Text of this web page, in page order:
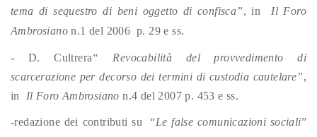
tema di sequestro di beni oggetto di confisca”, in Il Foro
Ambrosiano n.1 del 2006 p. 29 e ss.
- D. Cultrera“ Revocabilità del provvedimento di
scarcerazione per decorso dei termini di custodia cautelare”,
in Il Foro Ambrosianon.4 del 2007 p. 453 e ss.
-redazione dei contributi su “Le false comunicazioni sociali”